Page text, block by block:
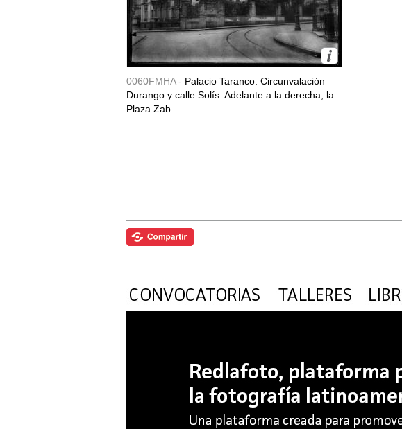
0060FMHA - Palacio Taranco. Circunvalación
Durango y calle Solís. Adelante a la derecha, la
Plaza Zab...